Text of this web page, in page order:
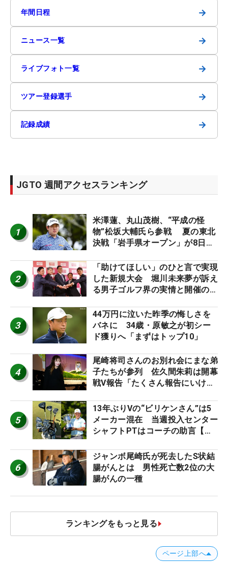
年間日程 →
ニュース一覧 →
ライブフォト一覧 →
ツアー登録選手 →
記録成績 →
JGTO 週間アクセスランキング
1
米澤蓮、丸山茂樹、“平成の怪
物”松坂大輔氏ら参戦 夏の東北
決戦「岩手県オープン」が8日開
2
「助けてほしい」のひと言で実現
した新規大会 堀川未来夢が訴え
る男子ゴルフ界の実情と開催の舞
3
44万円に泣いた昨季の悔しさを
バネに 34歳・原敏之が初シー
ド獲りへ「まずはトップ10」
4
尾崎将司さんのお別れ会にまな弟
子たちが参列 佐久間朱莉は開幕
戦V報告「たくさん報告にいける
5
13年ぶりVの“ビリケンさん”は5
メーカー混在 当週投入センター
シャフトPTはコーチの助言【勝
6
ジャンボ尾崎氏が死去したS状結
腸がんとは 男性死亡数2位の大
腸がんの一種
ランキングをもっと見る
ページ上部へ